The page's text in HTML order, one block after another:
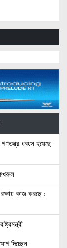
ধবংস হয়েছে
ফখরুল
রক্ষায় কাজ করছে :
দিচ্ছেন